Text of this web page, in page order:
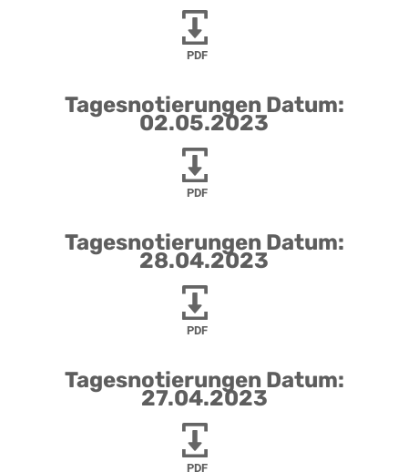
PDF
Tagesnotierungen Datum:
02.05.2023
PDF
Tagesnotierungen Datum:
28.04.2023
PDF
Tagesnotierungen Datum:
27.04.2023
PDF